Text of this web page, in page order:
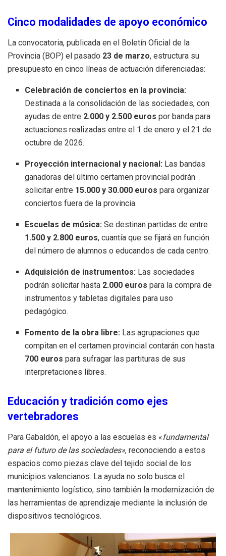
Cinco modalidades de apoyo económico
La convocatoria, publicada en el Boletín Oficial de la
Provincia (BOP) el pasado 23 de marzo, estructura su
presupuesto en cinco líneas de actuación diferenciadas:
Celebración de conciertos en la provincia:
Destinada a la consolidación de las sociedades, con
ayudas de entre 2.000 y 2.500 euros por banda para
actuaciones realizadas entre el 1 de enero y el 21 de
octubre de 2026.
Proyección internacional y nacional: Las bandas
ganadoras del último certamen provincial podrán
solicitar entre 15.000 y 30.000 euros para organizar
conciertos fuera de la provincia.
Escuelas de música: Se destinan partidas de entre
1.500 y 2.800 euros, cuantía que se fijará en función
del número de alumnos o educandos de cada centro.
Adquisición de instrumentos: Las sociedades
podrán solicitar hasta 2.000 euros para la compra de
instrumentos y tabletas digitales para uso
pedagógico.
Fomento de la obra libre: Las agrupaciones que
compitan en el certamen provincial contarán con hasta
700 euros para sufragar las partituras de sus
interpretaciones libres.
Educación y tradición como ejes
vertebradores
Para Gabaldón, el apoyo a las escuelas es «fundamental
para el futuro de las sociedades», reconociendo a estos
espacios como piezas clave del tejido social de los
municipios valencianos. La ayuda no solo busca el
mantenimiento logístico, sino también la modernización de
las herramientas de aprendizaje mediante la inclusión de
dispositivos tecnológicos.